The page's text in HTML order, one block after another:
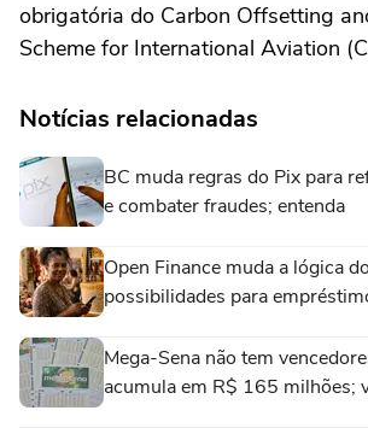
obrigatória do Carbon Offsetting
Scheme for International Aviation
Notícias relacionadas
BC muda regras do Pix para
e combater fraudes; entenda
Open Finance muda a lógica
possibilidades para
Mega-Sena não tem
acumula em R$ 165 milhões;